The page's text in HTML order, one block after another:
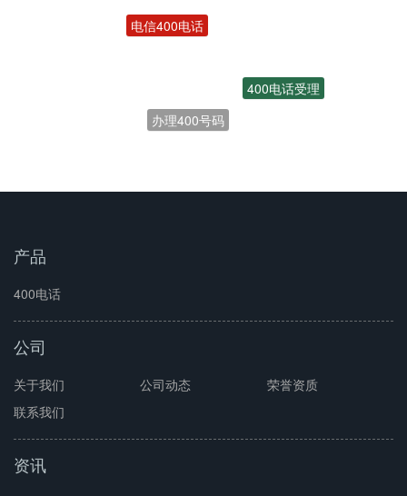
400电话受理
电信400电话
产品
400电话
公司
关于我们 公司动态
荣誉资质
联系我们
资讯